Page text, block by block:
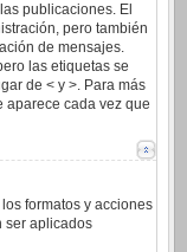
publicaciones. El
pero también
de mensajes.
las etiquetas se
de < y >. Para más
aparece cada vez que
formatos y acciones
ser aplicados